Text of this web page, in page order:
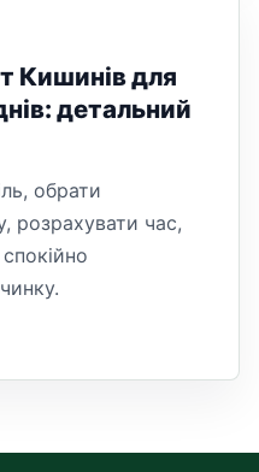
Кишинів для
детальний
обрати
розрахувати час,